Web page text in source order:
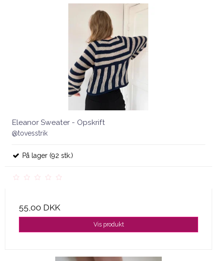
Eleanor Sweater - Opskrift
@tovesstrik
På lager (92 stk.)
55,00 DKK
Vis produkt